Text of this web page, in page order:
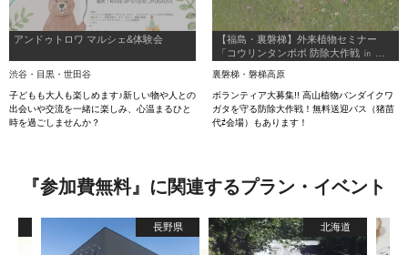
アンドゥトロワ マルシェ&体験会
渋谷・目黒・世田谷
子どもも大人も楽しめます♪新しい物や人との
出会いや交流を一緒に楽しみ、心温まるひと
時を過ごしませんか？
【福島・裏磐梯】外来植物セミナー
「コウリンタンポポ 防除大作戦 ㏌ 裏
裏磐梯・磐梯高原
ボランティア大募集!! 高山植物バンダイクワ
ガタを守る防除大作戦！無料送迎バス（猪苗
代⇄会場）もあります！
『参加費無料』に関連するプラン・イベント
長野県 北海道